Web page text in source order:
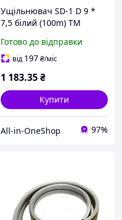
Ущільнювач SD-1 D 9 *
7,5 білий (100m) ТМ
Готово до відправки
від 197₴/міс
1 183.35₴
Купити
All-in-OneShop 97%